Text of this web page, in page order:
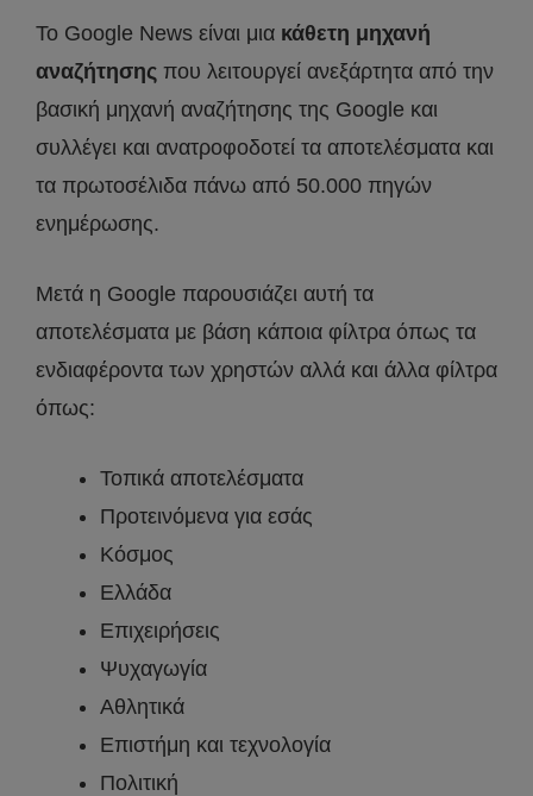
Το Google News είναι μια κάθετη μηχανή
αναζήτησης που λειτουργεί ανεξάρτητα από την
βασική μηχανή αναζήτησης της Google και
συλλέγει και ανατροφοδοτεί τα αποτελέσματα και
τα πρωτοσέλιδα πάνω από 50.000 πηγών
ενημέρωσης.
Μετά η Google παρουσιάζει αυτή τα
αποτελέσματα με βάση κάποια φίλτρα όπως τα
ενδιαφέροντα των χρηστών αλλά και άλλα φίλτρα
όπως:
Τοπικά αποτελέσματα
Προτεινόμενα για εσάς
Κόσμος
Ελλάδα
Επιχειρήσεις
Ψυχαγωγία
Αθλητικά
Επιστήμη και τεχνολογία
Πολιτική